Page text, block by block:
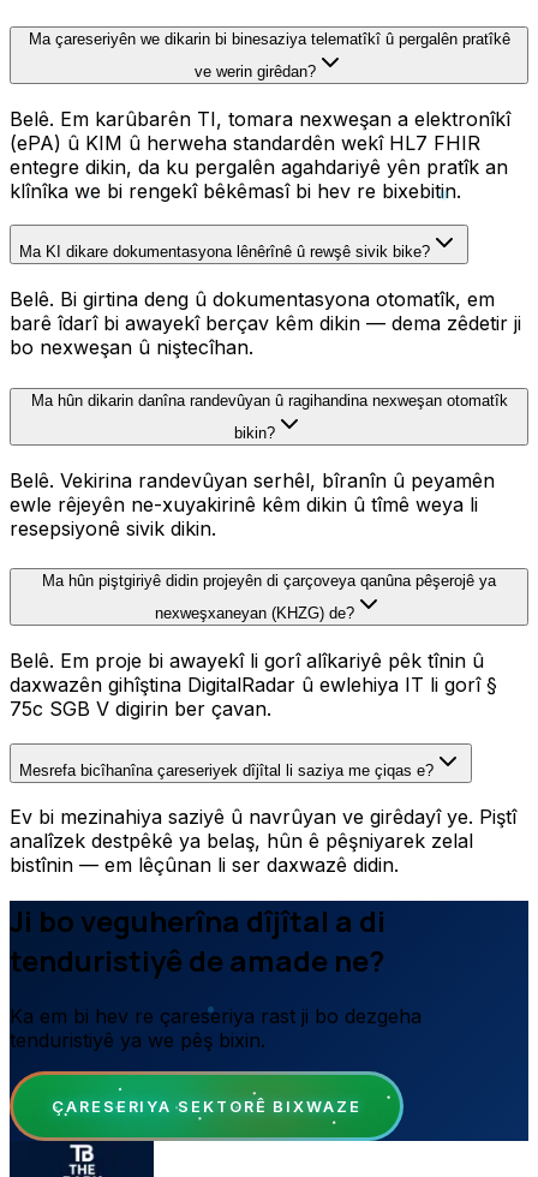
Ma çareseriyên we dikarin bi binesaziya telematîkî û pergalên pratîkê
ve werin girêdan?
Belê. Em karûbarên TI, tomara nexweşan a elektronîkî
(ePA) û KIM û herweha standardên wekî HL7 FHIR
entegre dikin, da ku pergalên agahdariyê yên pratîk an
klînîka we bi rengekî bêkêmasî bi hev re bixebitin.
Ma KI dikare dokumentasyona lênêrînê û rewşê sivik bike?
Belê. Bi girtina deng û dokumentasyona otomatîk, em
barê îdarî bi awayekî berçav kêm dikin — dema zêdetir ji
bo nexweşan û niştecîhan.
Ma hûn dikarin danîna randevûyan û ragihandina nexweşan otomatîk
bikin?
Belê. Vekirina randevûyan serhêl, bîranîn û peyamên
ewle rêjeyên ne-xuyakirinê kêm dikin û tîmê weya li
resepsiyonê sivik dikin.
Ma hûn piştgiriyê didin projeyên di çarçoveya qanûna pêşerojê ya
nexweşxaneyan (KHZG) de?
Belê. Em proje bi awayekî li gorî alîkariyê pêk tînin û
daxwazên gihîştina DigitalRadar û ewlehiya IT li gorî §
75c SGB V digirin ber çavan.
Mesrefa bicîhanîna çareseriyek dîjîtal li saziya me çiqas e?
Ev bi mezinahiya saziyê û navrûyan ve girêdayî ye. Piştî
analîzek destpêkê ya belaş, hûn ê pêşniyarek zelal
bistînin — em lêçûnan li ser daxwazê didin.
Ji bo veguherîna dîjîtal a di
tenduristiyê de amade ne?
Ka em bi hev re çareseriya rast ji bo dezgeha
tenduristiyê ya we pêş bixin.
ÇARESERIYA SEKTORÊ BIXWAZE